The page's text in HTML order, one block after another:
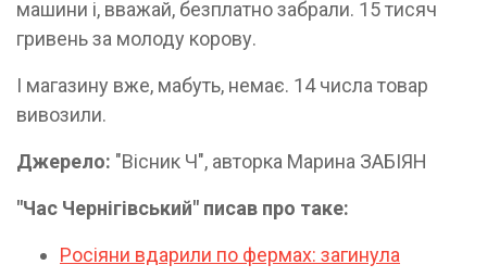
машини і, вважай, безплатно забрали. 15 тисяч
гривень за молоду корову.
І магазину вже, мабуть, немає. 14 числа товар
вивозили.
Джерело: "Вісник Ч", авторка Марина ЗАБІЯН
"Час Чернігівський" писав про таке:
Росіяни вдарили по фермах: загинула